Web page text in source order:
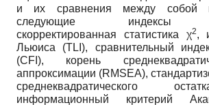
и их сравнения между собой
следующие индексы
скорректированная статистика χ2,
Льюиса (TLI), сравнительный
(CFI), корень
аппроксимации (RMSEA),
среднеквадратического
информационный критерий